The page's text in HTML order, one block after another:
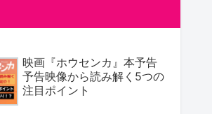
映画『ホウセンカ』本予告
予告映像から読み解く5つの
注目ポイント